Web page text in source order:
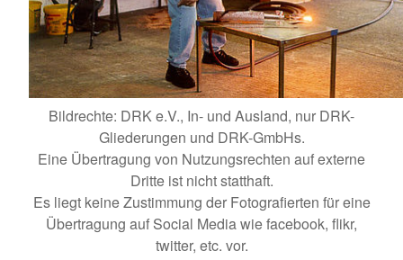
Bildrechte: DRK e.V., In- und Ausland, nur DRK-
Gliederungen und DRK-GmbHs.
Eine Übertragung von Nutzungsrechten auf externe
Dritte ist nicht statthaft.
Es liegt keine Zustimmung der Fotografierten für eine
Übertragung auf Social Media wie facebook, flikr,
twitter, etc. vor.